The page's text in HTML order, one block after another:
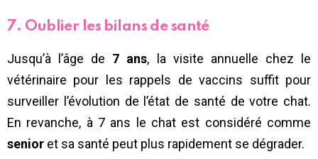
7. Oublier les bilans de santé
Jusqu’à l’âge de 7 ans, la visite annuelle chez le
vétérinaire pour les rappels de vaccins suffit pour
surveiller l’évolution de l’état de santé de votre chat.
En revanche, à 7 ans le chat est considéré comme
senior et sa santé peut plus rapidement se dégrader.